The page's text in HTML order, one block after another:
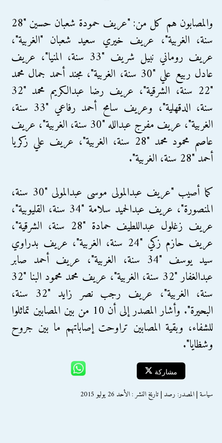
والمصابون هم كل من: "عريف حمودة شعبان حسين "28
سنة، الغربية"، عريف خيري سعيد شعبان "الغربية"،
عريف روماني نبيل شريف "33 سنة، المنيا"، عريف
عادل ربيع علي "30 سنة، الغربية"، مجند أحمد جمال محمد
"22 سنة، الشرقية"، عريف رضا عبدالكريم محمد "32
سنة، الدقهلية"، وعريف سامح أحمد رفاعي "33 سنة،
الغربية"، عريف مفرج عبدالله "30 سنة، الغربية"، عريف
عاصم محمود محمد "28 سنة، الغربية"، عريف علي زكريا
أحمد "28 سنة، الغربية".
كما أصيب "عريف عبدالمولى موسى عبدالمولى "30 سنة،
المنصورة"، عريف عبدالحميد سلامة "34 سنة، القليوبية"،
عريف زغلول عبداللطيف حمادة "28 سنة، الشرقية"،
عريف حازم زكي "24 سنة، الغربية"، عريف بدراوي
سيد يوسف "34 سنة، الغربية"، عريف أحمد صابر
عبدالغفار "32 سنة، الغربية"، عريف محمد محمود البنا "32
سنة، الغربية"، عريف رجب نصر زايد "32 سنة،
البحيرة". وأشار المصدر إلى أن 10 من بين المصابين تماثلوا
للشفاء، وبقية المصابين تراوحت إصاباتهم ما بين جروح
وشظايا".
مشاركة
سياسة | المصدر: رصد | تاريخ النشر : الأحد 26 يوليو 2015